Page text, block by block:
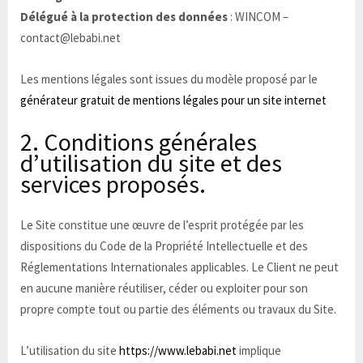
Délégué à la protection des données : WINCOM –
contact@lebabi.net
Les mentions légales sont issues du modèle proposé par le
générateur gratuit de mentions légales pour un site internet
2. Conditions générales
d’utilisation du site et des
services proposés.
Le Site constitue une œuvre de l’esprit protégée par les
dispositions du Code de la Propriété Intellectuelle et des
Réglementations Internationales applicables. Le Client ne peut
en aucune manière réutiliser, céder ou exploiter pour son
propre compte tout ou partie des éléments ou travaux du Site.
L’utilisation du site https://www.lebabi.netimplique